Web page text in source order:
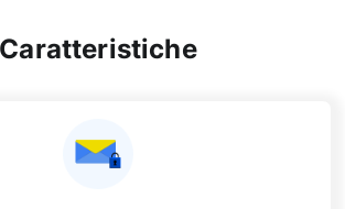
Caratteristiche